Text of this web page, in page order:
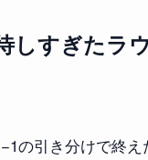
しすぎたラ
の引き分けで終え